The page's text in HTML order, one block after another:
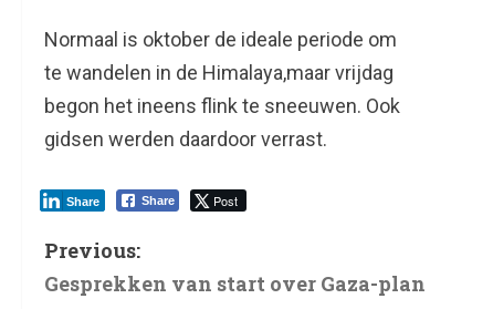
Normaal is oktober de ideale periode om
te wandelen in de Himalaya,maar vrijdag
begon het ineens flink te sneeuwen. Ook
gidsen werden daardoor verrast.
Share Post
Share
Previous:
Gesprekken van start over Gaza-plan